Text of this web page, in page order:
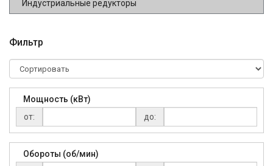
Индустриальные редукторы
Фильтр
Мощность (кВт)
от:
до:
Обороты (об/мин)